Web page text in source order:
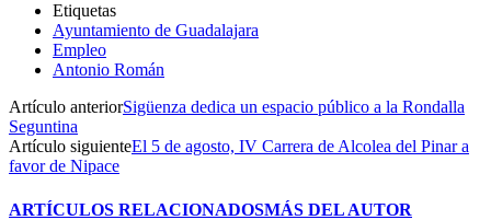
Etiquetas
Ayuntamiento de Guadalajara
Empleo
Antonio Román
Artículo anteriorSigüenza dedica un espacio público a la Rondalla
Seguntina
Artículo siguienteEl 5 de agosto, IV Carrera de Alcolea del Pinar a
favor de Nipace
ARTÍCULOS RELACIONADOSMÁS DEL AUTOR